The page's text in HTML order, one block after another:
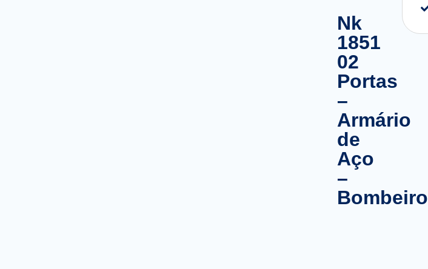
Nk
1851
02
Portas
–
Armário
de
Aço
–
Bombeiro